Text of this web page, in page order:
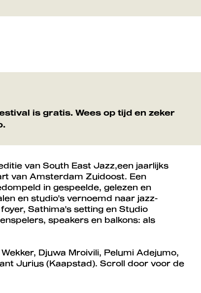
is gratis. Wees op tijd en zeker
van South East Jazz,een jaarlijks
van Amsterdam Zuidoost. Een
in gespeelde, gelezen en
en studio's vernoemd naar jazz-
Sathima's setting en Studio
speakers en balkons: als
Djuwa Mroivili, Pelumi Adejumo,
Jurius (Kaapstad). Scroll door voor de